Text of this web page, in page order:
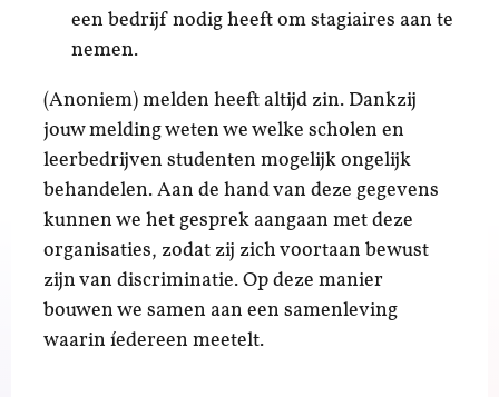
een bedrijf nodig heeft om stagiaires aan te
nemen.
(Anoniem) melden heeft altijd zin. Dankzij
jouw melding weten we welke scholen en
leerbedrijven studenten mogelijk ongelijk
behandelen. Aan de hand van deze gegevens
kunnen we het gesprek aangaan met deze
organisaties, zodat zij zich voortaan bewust
zijn van discriminatie. Op deze manier
bouwen we samen aan een samenleving
waarin íedereen meetelt.